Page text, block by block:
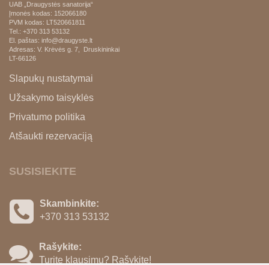
UAB „Draugystės sanatorija“
Įmonės kodas: 152066180
PVM kodas: LT520661811
Tel.: +370 313 53132
El. paštas: info@draugyste.lt
Adresas: V. Krėvės g. 7, Druskininkai
LT-66126
Slapukų nustatymai
Užsakymo taisyklės
Privatumo politika
Atšaukti rezervaciją
SUSISIEKITE
Skambinkite:
+370 313 53132
Rašykite:
Turite klausimų? Rašykite!